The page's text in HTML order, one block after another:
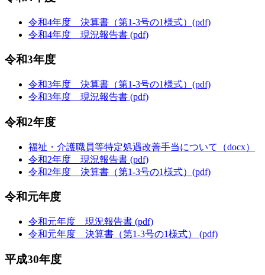
令和4年度 決算書（第1-3号の1様式）(pdf)
令和4年度 現況報告書 (pdf)
令和3年度
令和3年度 決算書（第1-3号の1様式）(pdf)
令和3年度 現況報告書 (pdf)
令和2年度
福祉・介護職員等特定処遇改善手当について（docx）
令和2年度 現況報告書 (pdf)
令和2年度 決算書（第1-3号の1様式）(pdf)
令和元年度
令和元年度 現況報告書 (pdf)
令和元年度 決算書（第1-3号の1様式） (pdf)
平成30年度